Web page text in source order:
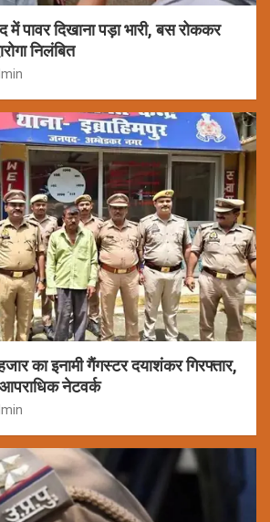
में पावर दिखाना पड़ा भारी, बस रोककर
निलंबित
का इनामी गैंगस्टर दयाशंकर गिरफ्तार,
नेटवर्क